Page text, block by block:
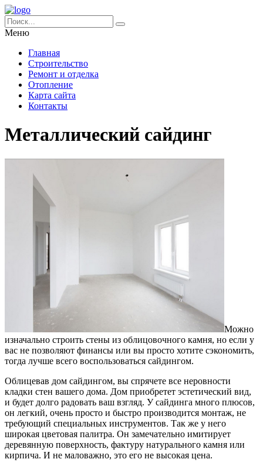
Меню
Главная
Строительство
Ремонт и отделка
Отопление
Карта сайта
Контакты
Металлический сайдинг
Можно
изначально строить стены из облицовочного камня, но если у
вас не позволяют финансы или вы просто хотите сэкономить,
тогда лучше всего воспользоваться сайдингом.
Облицевав дом сайдингом, вы спрячете все неровности
кладки стен вашего дома. Дом приобретет эстетический вид,
и будет долго радовать ваш взгляд. У сайдинга много плюсов,
он легкий, очень просто и быстро производится монтаж, не
требующий специальных инструментов. Так же у него
широкая цветовая палитра. Он замечательно имитирует
деревянную поверхность, фактуру натурального камня или
кирпича. И не маловажно, это его не высокая цена.